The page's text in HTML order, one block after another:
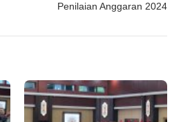
Penilaian Anggaran 2024